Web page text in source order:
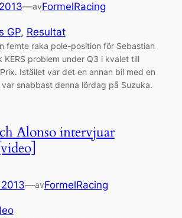
—avFormelRacing
GP, Resultat
femte raka pole-position för Sebastian
KERS problem under Q3 i kvalet till
Istället var det en annan bil med en
snabbast denna lördag på Suzuka.
Alonso intervjuar
—avFormelRacing